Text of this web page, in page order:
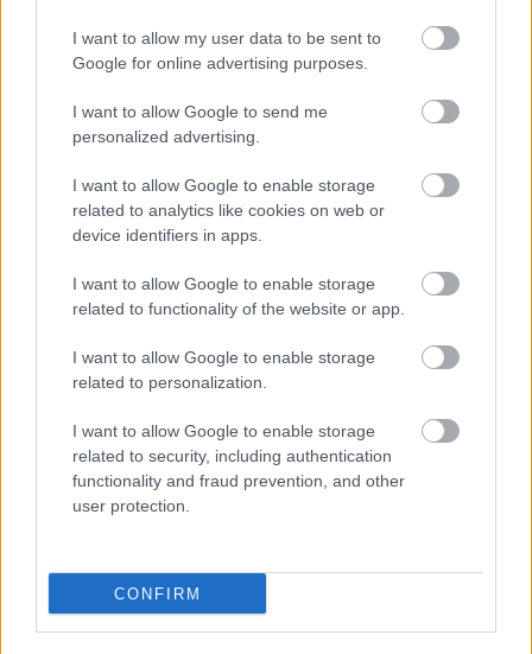
I want to allow my user data to be sent to
Google for online advertising purposes.
I want to allow Google to send me
personalized advertising.
I want to allow Google to enable storage
related to analytics like cookies on web or
device identifiers in apps.
I want to allow Google to enable storage
related to functionality of the website or app.
I want to allow Google to enable storage
related to personalization.
I want to allow Google to enable storage
related to security, including authentication
functionality and fraud prevention, and other
user protection.
CONFIRM
mesko
15 éve
@chuck-d: én is jobban várom, mint azt, hogy
mutogassam:))
ne felejtsük el, hogy ott megy a motoron "Judas" is,
alig várom..
K.Leslee
Nagyon jó. Úgy tűnik, nem mennek tovább azon a
hülye áltudományos vonalon amit az első évad
végén láttunk. Helyette lesznek kihalt országutak és
városok, maréknyi túlélő stb. Nagyon megfogott a
hangulata
Raticus
15 éve
"...Jockey és Samantha is!" Ezen beszartam. :D